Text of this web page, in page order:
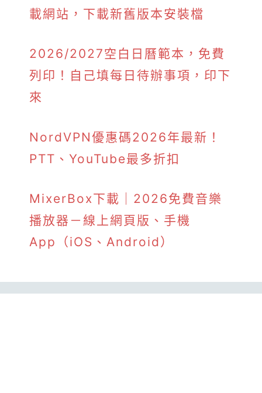
載網站，下載新舊版本安裝檔
2026/2027空白日曆範本，免費
列印！自己填每日待辦事項，印下
來
NordVPN優惠碼2026年最新！
PTT、YouTube最多折扣
MixerBox下載｜2026免費音樂
播放器－線上網頁版、手機
App（iOS、Android）